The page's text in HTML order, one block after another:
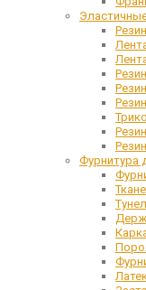
Фурнитура